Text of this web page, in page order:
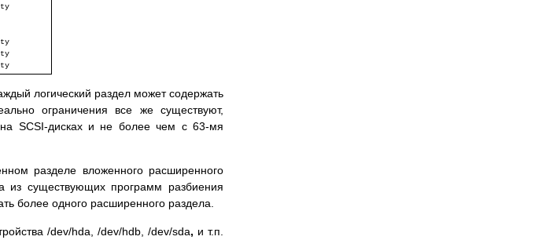
логический раздел может содержать
ограничения все же существуют,
SCSI-дисках и не более чем с 63-мя
разделе вложенного расширенного
из существующих программ разбиения
более одного расширенного раздела.
/dev/hda, /dev/hdb, /dev/sda, и т.п.